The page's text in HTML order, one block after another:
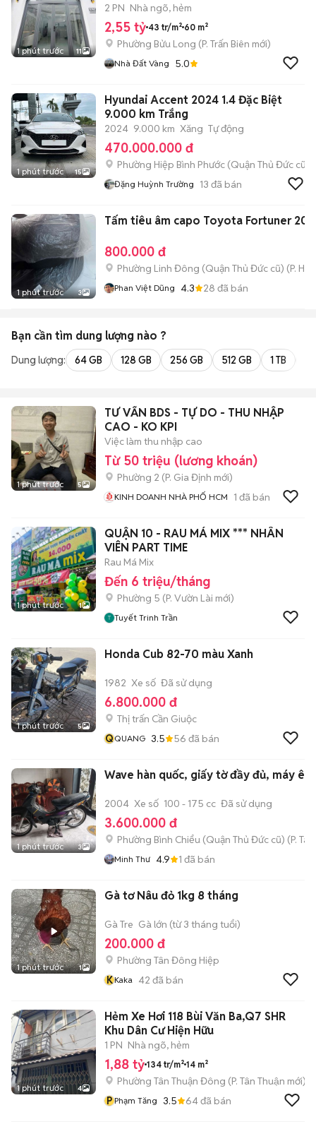
1 phút trước 11
2 PN Nhà ngõ, hẻm
2,55 tỷ 43 tr/m² 60 m²
Phường Bửu Long (P. Trấn Biên mới)
Nhà Đất Vàng 5.0
1 phút trước 15
Hyundai Accent 2024 1.4 Đặc Biệt
9.000 km Trắng
2024 9.000 km Xăng Tự động
470.000.000 đ
Phường Hiệp Bình Phước (Quận Thủ Đức cũ)
Đặng Huỳnh Trường 13 đã bán
1 phút trước 3
Tấm tiêu âm capo Toyota Fortuner
800.000 đ
Phường Linh Đông (Quận Thủ Đức cũ) (P.
Phan Việt Dũng 4.3 28 đã bán
Bạn cần tìm dung lượng nào ?
Dung lượng: 64 GB 128 GB 256 GB 512 GB 1 TB
1 phút trước 5
TƯ VẤN BDS - TỰ DO - THU NHẬP
CAO - KO KPI
Việc làm thu nhập cao
Từ 50 triệu (lương khoán)
Phường 2 (P. Gia Định mới)
KINH DOANH NHÀ PHỐ HCM 1 đã bán
1 phút trước 1
QUẬN 10 - RAU MÁ MIX *** NHÂN
VIÊN PART TIME
Rau Má Mix
Đến 6 triệu/tháng
Phường 5 (P. Vườn Lài mới)
Tuyết Trinh Trần
1 phút trước 5
Honda Cub 82-70 màu Xanh
1982 Xe số Đã sử dụng
6.800.000 đ
Thị trấn Cần Giuộc
QQUANG 3.5 56 đã bán
1 phút trước 3
Wave hàn quốc, giấy tờ đầy đủ, máy
2004 Xe số 100 - 175 cc Đã sử dụng
3.600.000 đ
Phường Bình Chiểu (Quận Thủ Đức cũ) (P.
Minh Thư 4.9 1 đã bán
1 phút trước 1
Gà tơ Nâu đỏ 1kg 8 tháng
Gà Tre Gà lớn (từ 3 tháng tuổi)
200.000 đ
Phường Tân Đông Hiệp
KKaka 42 đã bán
1 phút trước 4
Hẻm Xe Hơi 118 Bùi Văn Ba,Q7 SHR
Khu Dân Cư Hiện Hữu
1 PN Nhà ngõ, hẻm
1,88 tỷ 134 tr/m² 14 m²
Phường Tân Thuận Đông (P. Tân Thuận mới)
P Phạm Tăng 3.5 64đã bán